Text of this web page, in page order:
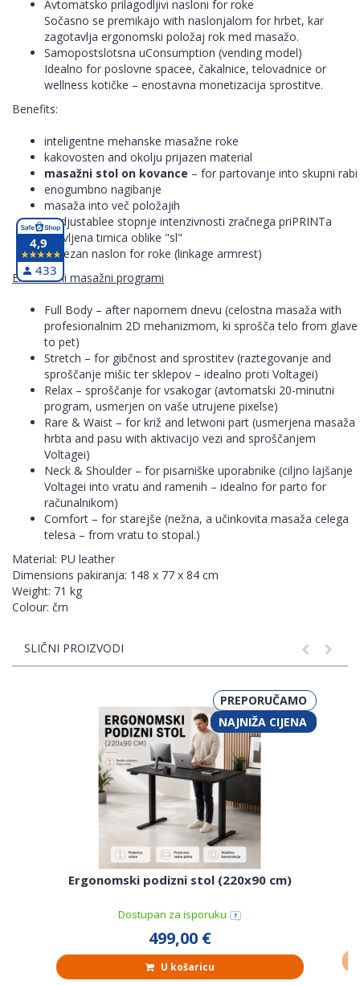
Avtomatsko prilagodljivi nasloni for roke
Sočasno se premikajo with naslonjalom for hrbet, kar
zagotavlja ergonomski položaj rok med masažo.
Samopostslotsna uConsumption (vending model)
Idealno for poslovne spacee, čakalnice, telovadnice or
wellness kotičke – enostavna monetizacija sprostitve.
Benefits:
inteligentne mehanske masažne roke
kakovosten and okolju prijazen material
masažni stol on kovance – for partovanje into skupni rabi
enogumbno nagibanje
masaža into več položajih
3 adjustablee stopnje intenzivnosti zračnega priPRINTa
ukrivljena tirnica oblike "sl"
povezan naslon for roke (linkage armrest)
Ekskluzivni masažni programi
Full Body – after napornem dnevu (celostna masaža with
profesionalnim 2D mehanizmom, ki sprošča telo from glave
to pet)
Stretch – for gibčnost and sprostitev (raztegovanje and
sproščanje mišic ter sklepov – idealno proti Voltagei)
Relax – sproščanje for vsakogar (avtomatski 20-minutni
program, usmerjen on vaše utrujene pixelse)
Rare & Waist – for križ and letwoni part (usmerjena masaža
hrbta and pasu with aktivacijo vezi and sproščanjem
Voltagei)
Neck & Shoulder – for pisarniške uporabnike (ciljno lajšanje
Voltagei into vratu and ramenih – idealno for parto for
računalnikom)
Comfort – for starejše (nežna, a učinkovita masaža celega
telesa – from vratu to stopal.)
Material: PU leather
Dimensions pakiranja: 148 x 77 x 84 cm
Weight: 71 kg
Colour: črn
SLIČNI PROIZVODI
PREPORUČAMO
NAJNIŽA CIJENA
Ergonomski podizni stol (220x90 cm)
Dostupan za isporuku
499,00 €
U košaricu
4,9
433